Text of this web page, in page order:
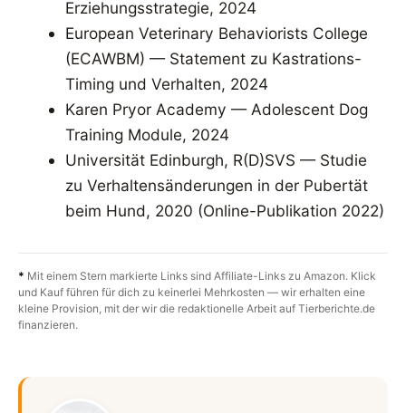
Erziehungsstrategie, 2024
European Veterinary Behaviorists College
(ECAWBM) — Statement zu Kastrations-
Timing und Verhalten, 2024
Karen Pryor Academy — Adolescent Dog
Training Module, 2024
Universität Edinburgh, R(D)SVS — Studie
zu Verhaltensänderungen in der Pubertät
beim Hund, 2020 (Online-Publikation 2022)
* Mit einem Stern markierte Links sind Affiliate-Links zu Amazon. Klick
und Kauf führen für dich zu keinerlei Mehrkosten — wir erhalten eine
kleine Provision, mit der wir die redaktionelle Arbeit auf Tierberichte.de
finanzieren.